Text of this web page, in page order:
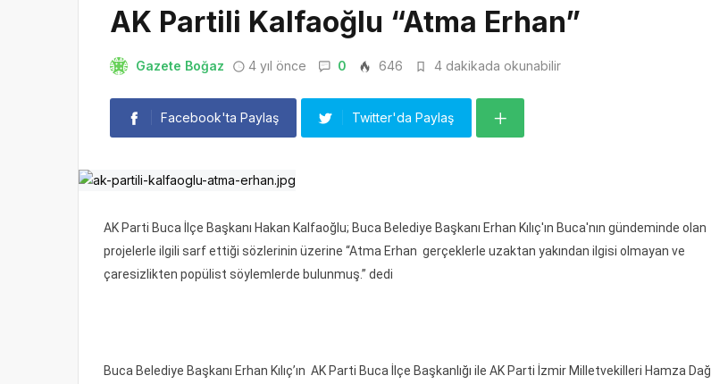
AK Partili Kalfaoğlu “Atma Erhan”
Gazete Boğaz 4 yıl önce 0 646 4 dakikada okunabilir
Facebook'ta Paylaş Twitter'da Paylaş
AK Parti Buca İlçe Başkanı Hakan Kalfaoğlu; Buca Belediye Başkanı Erhan Kılıç'ın Buca'nın gündeminde olan
projelerle ilgili sarf ettiği sözlerinin üzerine “Atma Erhan gerçeklerle uzaktan yakından ilgisi olmayan ve
çaresizlikten popülist söylemlerde bulunmuş.” dedi
Buca Belediye Başkanı Erhan Kılıç’ın AK Parti Buca İlçe Başkanlığı ile AK Parti İzmir Milletvekilleri Hamza